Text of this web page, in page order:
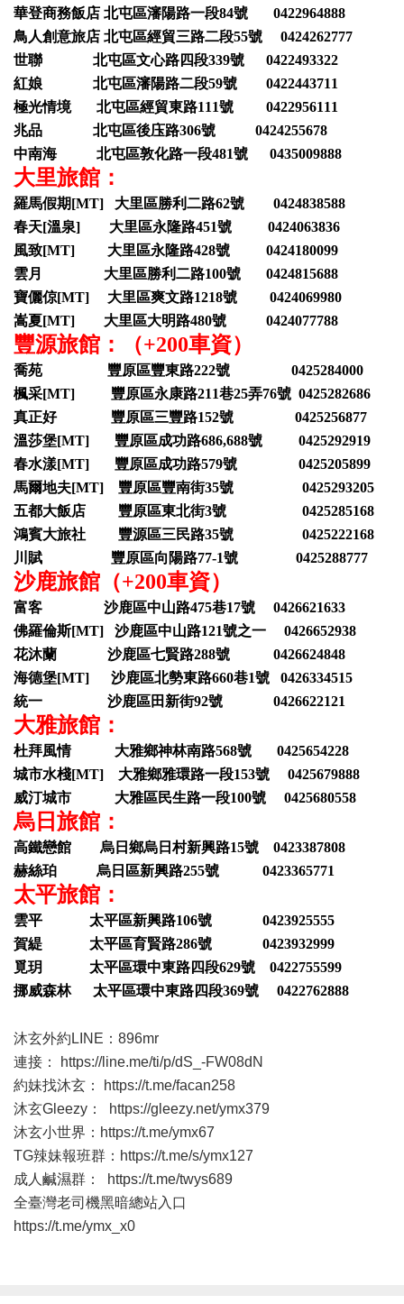
華登商務飯店 北屯區瀋陽路一段84號 0422964888
鳥人創意旅店 北屯區經貿三路二段55號 0424262777
世聯 北屯區文心路四段339號 0422493322
紅娘 北屯區瀋陽路二段59號 0422443711
極光情境 北屯區經貿東路111號 0422956111
兆品 北屯區後庒路306號 0424255678
中南海 北屯區敦化路一段481號 0435009888
大里旅館：
羅馬假期[MT] 大里區勝利二路62號 0424838588
春天[溫泉] 大里區永隆路451號 0424063836
風致[MT] 大里區永隆路428號 0424180099
雲月 大里區勝利二路100號 0424815688
寶儷倞[MT] 大里區爽文路1218號 0424069980
嵩夏[MT] 大里區大明路480號 0424077788
豐源旅館：（+200車資）
喬苑 豐原區豐東路222號 0425284000
楓采[MT] 豐原區永康路211巷25弄76號 0425282686
真正好 豐原區三豐路152號 0425256877
溫莎堡[MT] 豐原區成功路686,688號 0425292919
春水漾[MT] 豐原區成功路579號 0425205899
馬爾地夫[MT] 豐原區豐南街35號 0425293205
五都大飯店 豐原區東北街3號 0425285168
鴻賓大旅社 豐源區三民路35號 0425222168
川賦 豐原區向陽路77-1號 0425288777
沙鹿旅館（+200車資）
富客 沙鹿區中山路475巷17號 0426621633
佛羅倫斯[MT] 沙鹿區中山路121號之一 0426652938
花沐蘭 沙鹿區七賢路288號 0426624848
海德堡[MT] 沙鹿區北勢東路660巷1號 0426334515
統一 沙鹿區田新街92號 0426622121
大雅旅館：
杜拜風情 大雅鄉神林南路568號 0425654228
城市水棧[MT] 大雅鄉雅環路一段153號 0425679888
威汀城市 大雅區民生路一段100號 0425680558
烏日旅館：
高鐵戀館 烏日鄉烏日村新興路15號 0423387808
赫絲珀 烏日區新興路255號 0423365771
太平旅館：
雲平 太平區新興路106號 0423925555
賀緹 太平區育賢路286號 0423932999
覓玥 太平區環中東路四段629號 0422755599
挪威森林 太平區環中東路四段369號 0422762888
沐玄外約LINE：896mr
連接：
https://line.me/ti/p/dS_-FW08dN
約妹找沐玄：
https://t.me/facan258
沐玄Gleezy：
https://gleezy.net/ymx379
沐玄小世界： https://t.me/ymx67
TG辣妹報班群： https://t.me/s/ymx127
成人鹹濕群：
https://t.me/twys689
全臺灣老司機黑暗總站入口
https://t.me/ymx_x0